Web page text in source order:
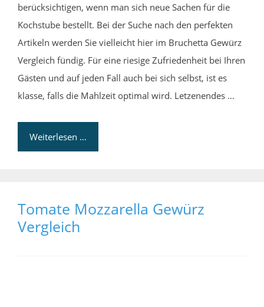
berücksichtigen, wenn man sich neue Sachen für die
Kochstube bestellt. Bei der Suche nach den perfekten
Artikeln werden Sie vielleicht hier im Bruchetta Gewürz
Vergleich fündig. Für eine riesige Zufriedenheit bei Ihren
Gästen und auf jeden Fall auch bei sich selbst, ist es
klasse, falls die Mahlzeit optimal wird. Letzenendes …
Weiterlesen …
Tomate Mozzarella Gewürz
Vergleich